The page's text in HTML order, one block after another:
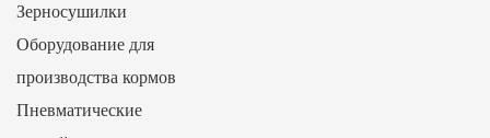
Зерносушилки
Оборудование для
производства кормов
Пневматические